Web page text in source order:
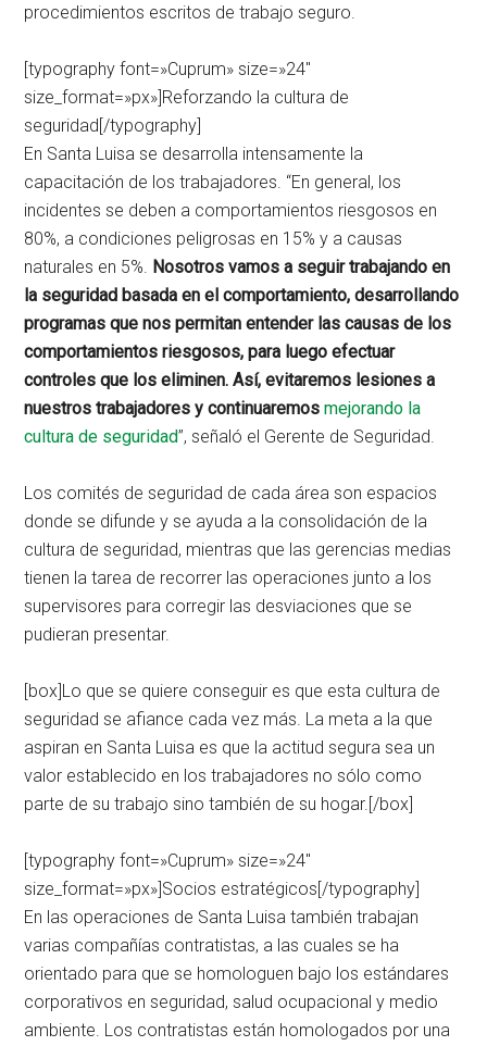
procedimientos escritos de trabajo seguro.
[typography font=»Cuprum» size=»24″
size_format=»px»]Reforzando la cultura de
seguridad[/typography]
En Santa Luisa se desarrolla intensamente la
capacitación de los trabajadores. “En general, los
incidentes se deben a comportamientos riesgosos en
80%, a condiciones peligrosas en 15% y a causas
naturales en 5%. Nosotros vamos a seguir trabajando en
la seguridad basada en el comportamiento, desarrollando
programas que nos permitan entender las causas de los
comportamientos riesgosos, para luego efectuar
controles que los eliminen. Así, evitaremos lesiones a
nuestros trabajadores y continuaremosmejorando la
cultura de seguridad”, señaló el Gerente de Seguridad.
Los comités de seguridad de cada área son espacios
donde se difunde y se ayuda a la consolidación de la
cultura de seguridad, mientras que las gerencias medias
tienen la tarea de recorrer las operaciones junto a los
supervisores para corregir las desviaciones que se
pudieran presentar.
[box]Lo que se quiere conseguir es que esta cultura de
seguridad se afiance cada vez más. La meta a la que
aspiran en Santa Luisa es que la actitud segura sea un
valor establecido en los trabajadores no sólo como
parte de su trabajo sino también de su hogar.[/box]
[typography font=»Cuprum» size=»24″
size_format=»px»]Socios estratégicos[/typography]
En las operaciones de Santa Luisa también trabajan
varias compañías contratistas, a las cuales se ha
orientado para que se homologuen bajo los estándares
corporativos en seguridad, salud ocupacional y medio
ambiente. Los contratistas están homologados por una